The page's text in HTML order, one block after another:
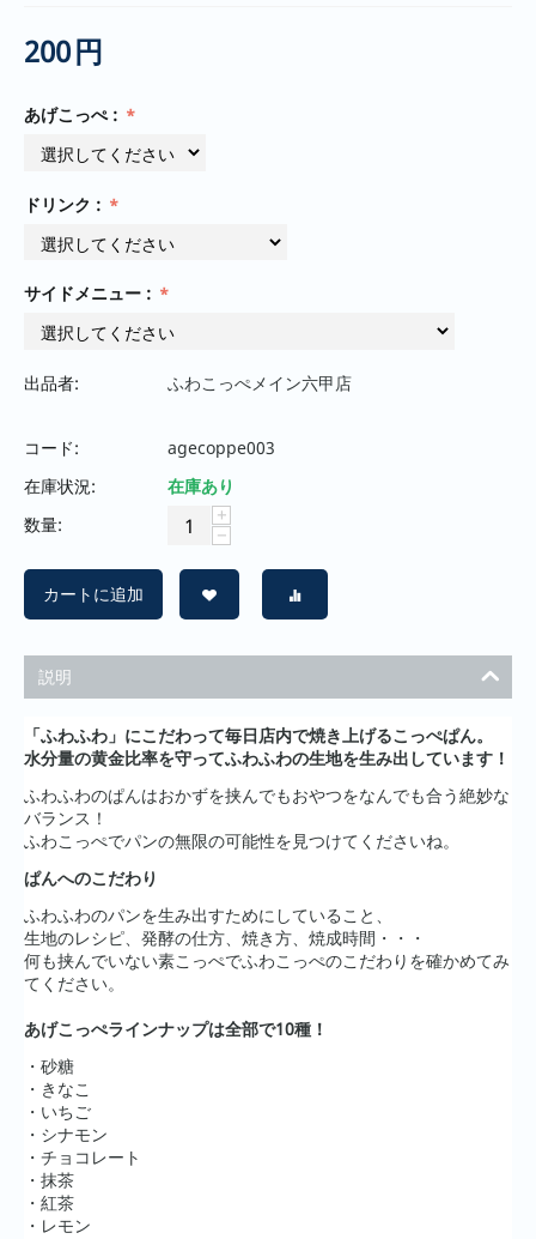
200円
あげこっぺ :
ドリンク :
サイドメニュー :
出品者: ふわこっぺメイン六甲店
コード:
agecoppe003
在庫状況:
在庫あり
数量:
+
−
カートに追加
説明
「ふわふわ」にこだわって毎日店内で焼き上げるこっぺぱん。
水分量の黄金比率を守ってふわふわの生地を生み出しています！
ふわふわのぱんはおかずを挟んでもおやつをなんでも合う絶妙な
バランス！
ふわこっぺでパンの無限の可能性を見つけてくださいね。
ぱんへのこだわり
ふわふわのパンを生み出すためにしていること、
生地のレシピ、発酵の仕方、焼き方、焼成時間・・・
何も挟んでいない素こっぺでふわこっぺのこだわりを確かめてみ
てください。
あげこっぺラインナップは全部で10種！
・砂糖
・きなこ
・いちご
・シナモン
・チョコレート
・抹茶
・紅茶
・レモン